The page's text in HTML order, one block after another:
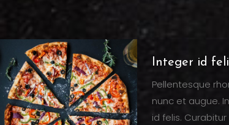
Integer id
Pellentesque
nunc et augue.
id felis. Curabitur